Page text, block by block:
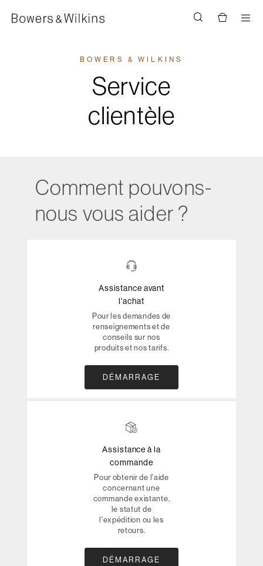
BOWERS & WILKINS
Service
clientèle
Comment pouvons-
nous vous aider ?
Assistance avant
l'achat
Pour les demandes de
renseignements et de
conseils sur nos
produits et nos tarifs.
DÉMARRAGE
Assistance à la
commande
Pour obtenir de l'aide
concernant une
commande existante,
le statut de
l'expédition ou les
retours.
DÉMARRAGE